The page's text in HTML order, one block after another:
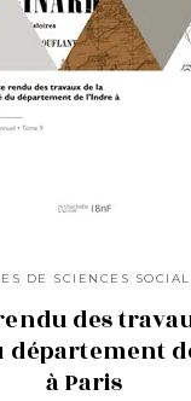
DE SCIENCES
des
département
à Paris